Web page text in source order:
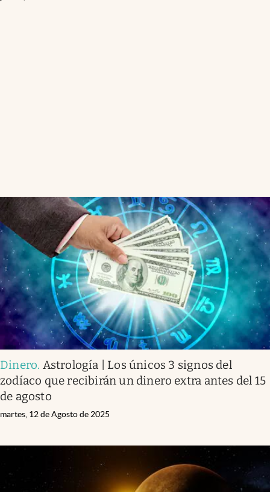
Dinero. Astrología | Los únicos 3 signos del
zodíaco que recibirán un dinero extra antes del 15
de agosto
martes, 12 de Agosto de 2025